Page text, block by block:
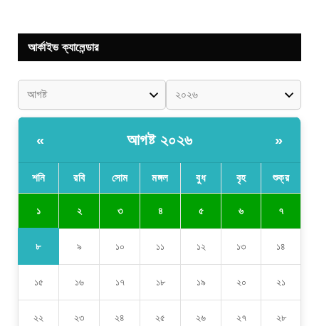
আর্কাইভ ক্যালেন্ডার
« আগষ্ট ২০২৬ »
শনি রবি সোম মঙ্গল বুধ বৃহ শুক্র
১ ২ ৩ ৪ ৫ ৬ ৭
৮ ৯ ১০ ১১ ১২ ১৩ ১৪
১৫ ১৬ ১৭ ১৮ ১৯ ২০ ২১
২২ ২৩ ২৪ ২৫ ২৬ ২৭ ২৮